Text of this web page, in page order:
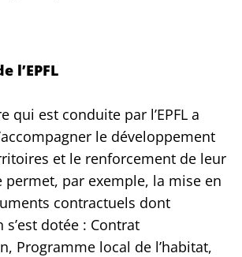
l’EPFL
qui est conduite par l’EPFL a
le développement
et le renforcement de leur
permet, par exemple, la mise en
contractuels dont
s’est dotée : Contrat
Programme local de l’habitat,